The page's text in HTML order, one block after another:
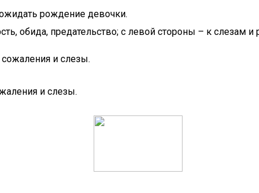
рождение девочки.
обида, предательство; с левой стороны – к слезам и
сожаления и слезы.
и слезы.